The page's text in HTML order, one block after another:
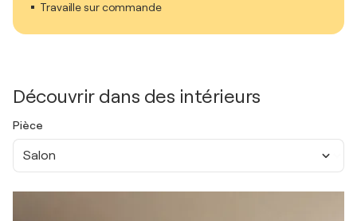
Travaille sur commande
Découvrir dans des intérieurs
Pièce
Salon